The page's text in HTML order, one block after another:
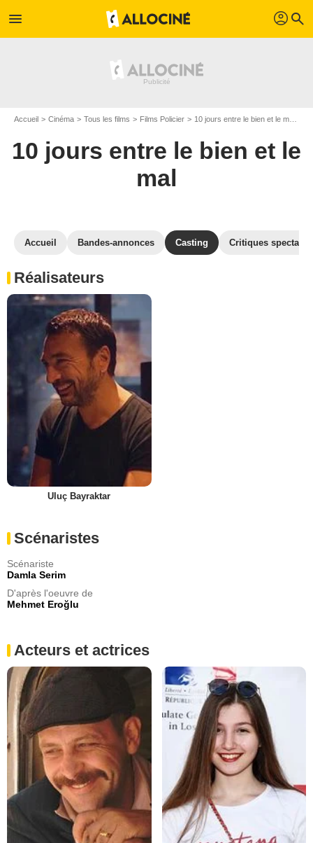
menu profil search
Accueil Cinéma Tous les films Films Policier 10 jours entre le bien et le mal
10 jours entre le bien et le
mal
Accueil Bandes-annonces Casting Critiques
Réalisateurs
Uluç Bayraktar
Scénaristes
Scénariste
Damla Serim
D'après l'oeuvre de
Mehmet Eroğlu
Acteurs et actrices